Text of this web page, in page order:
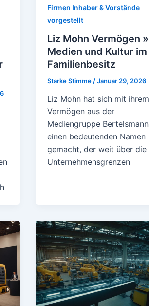
Firmen Inhaber & Vorstände
vorgestellt
Liz Mohn Vermögen »
Medien und Kultur im
Familienbesitz
Starke Stimme /Januar 29, 2026
Liz Mohn hat sich mit ihrem
Vermögen aus der
Mediengruppe Bertelsmann
einen bedeutenden Namen
gemacht, der weit über die
Unternehmensgrenzen